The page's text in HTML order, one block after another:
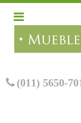
(011) 5650-